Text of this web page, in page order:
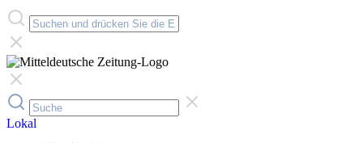
Lokal